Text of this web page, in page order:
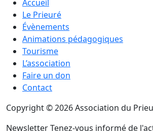
Accueil
Le Prieuré
Évènements
Animations pédagogiques
Tourisme
L’association
Faire un don
Contact
Copyright © 2026 Association du
NewsletterTenez-vous informé de